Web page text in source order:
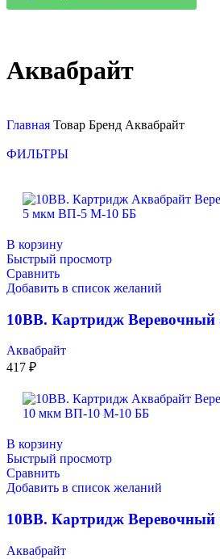
Аквабрайт
Главная Товар Бренд Аквабрайт
ФИЛЬТРЫ
В корзину
Быстрый просмотр
Сравнить
Добавить в список желаний
10ВВ. Картридж
Аквабрайт
417 ₽
В корзину
Быстрый просмотр
Сравнить
Добавить в список желаний
10ВВ. Картридж Веревочный
Аквабрайт